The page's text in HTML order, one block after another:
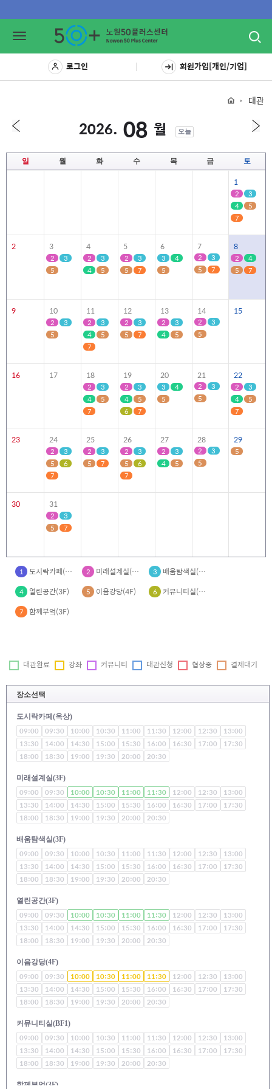
Toggle
로그인 회원가입[개인/기업]
대관
2026. 08 월 오늘
일 월 화 수 목 금 토
1
2
3
4
5
7
2 3
2
3
5
4
2
3
4
5
5
2
3
5
7
6
3
4
5
7
2
3
5
7
8
2
4
5
7
9 10
2
3
5
11
2
3
4
5
7
12
2
3
5
7
13
2
3
4
5
14
2
3
5
15
16 17 18
2
3
4
5
7
19
2
3
4
5
6
7
20
3
4
5
21
2
3
5
22
2
3
4
5
7
23 24
2
3
5
6
7
25
2
3
5
7
26
2
3
5
6
7
27
2
3
4
5
28
2
3
5
29
5
30 31
2
3
5
7
1 도시락카페(옥상) 2 미래설계실(3F) 3 배움탐색실(3F)
4 열린공간(3F) 5 이음강당(4F) 6 커뮤니티실(BF1)
7 함께부엌(3F)
대관완료 강좌 커뮤니티 대관신청 협상중 결제대기
장소선택
도시락카페(옥상)
09:00 09:30 10:00 10:30 11:00 11:30 12:00 12:30
13:00
13:30
14:00 14:30 15:00 15:30 16:00 16:30 17:00
17:30
18:00
18:30 19:00 19:30 20:00 20:30
미래설계실(3F)
09:00 09:30 10:00 10:30 11:00 11:30 12:00 12:30
13:00
13:30
14:00 14:30 15:00 15:30 16:00 16:30 17:00
17:30
18:00
18:30 19:00 19:30 20:00 20:30
배움탐색실(3F)
09:00 09:30 10:00 10:30 11:00 11:30 12:00 12:30
13:00
13:30
14:00 14:30 15:00 15:30 16:00 16:30 17:00
17:30
18:00
18:30 19:00 19:30 20:00 20:30
열린공간(3F)
09:00 09:30 10:00 10:30 11:00 11:30 12:00 12:30
13:00
13:30
14:00 14:30 15:00 15:30 16:00 16:30 17:00
17:30
18:00
18:30 19:00 19:30 20:00 20:30
이음강당(4F)
09:00 09:30 10:00 10:30 11:00 11:30 12:00 12:30
13:00
13:30
14:00 14:30 15:00 15:30 16:00 16:30 17:00
17:30
18:00
18:30 19:00 19:30 20:00 20:30
커뮤니티실(BF1)
09:00 09:30 10:00 10:30 11:00 11:30 12:00 12:30
13:00
13:30
14:00 14:30 15:00 15:30 16:00 16:30 17:00
17:30
18:00
18:30 19:00 19:30 20:00 20:30
함께부엌(3F)